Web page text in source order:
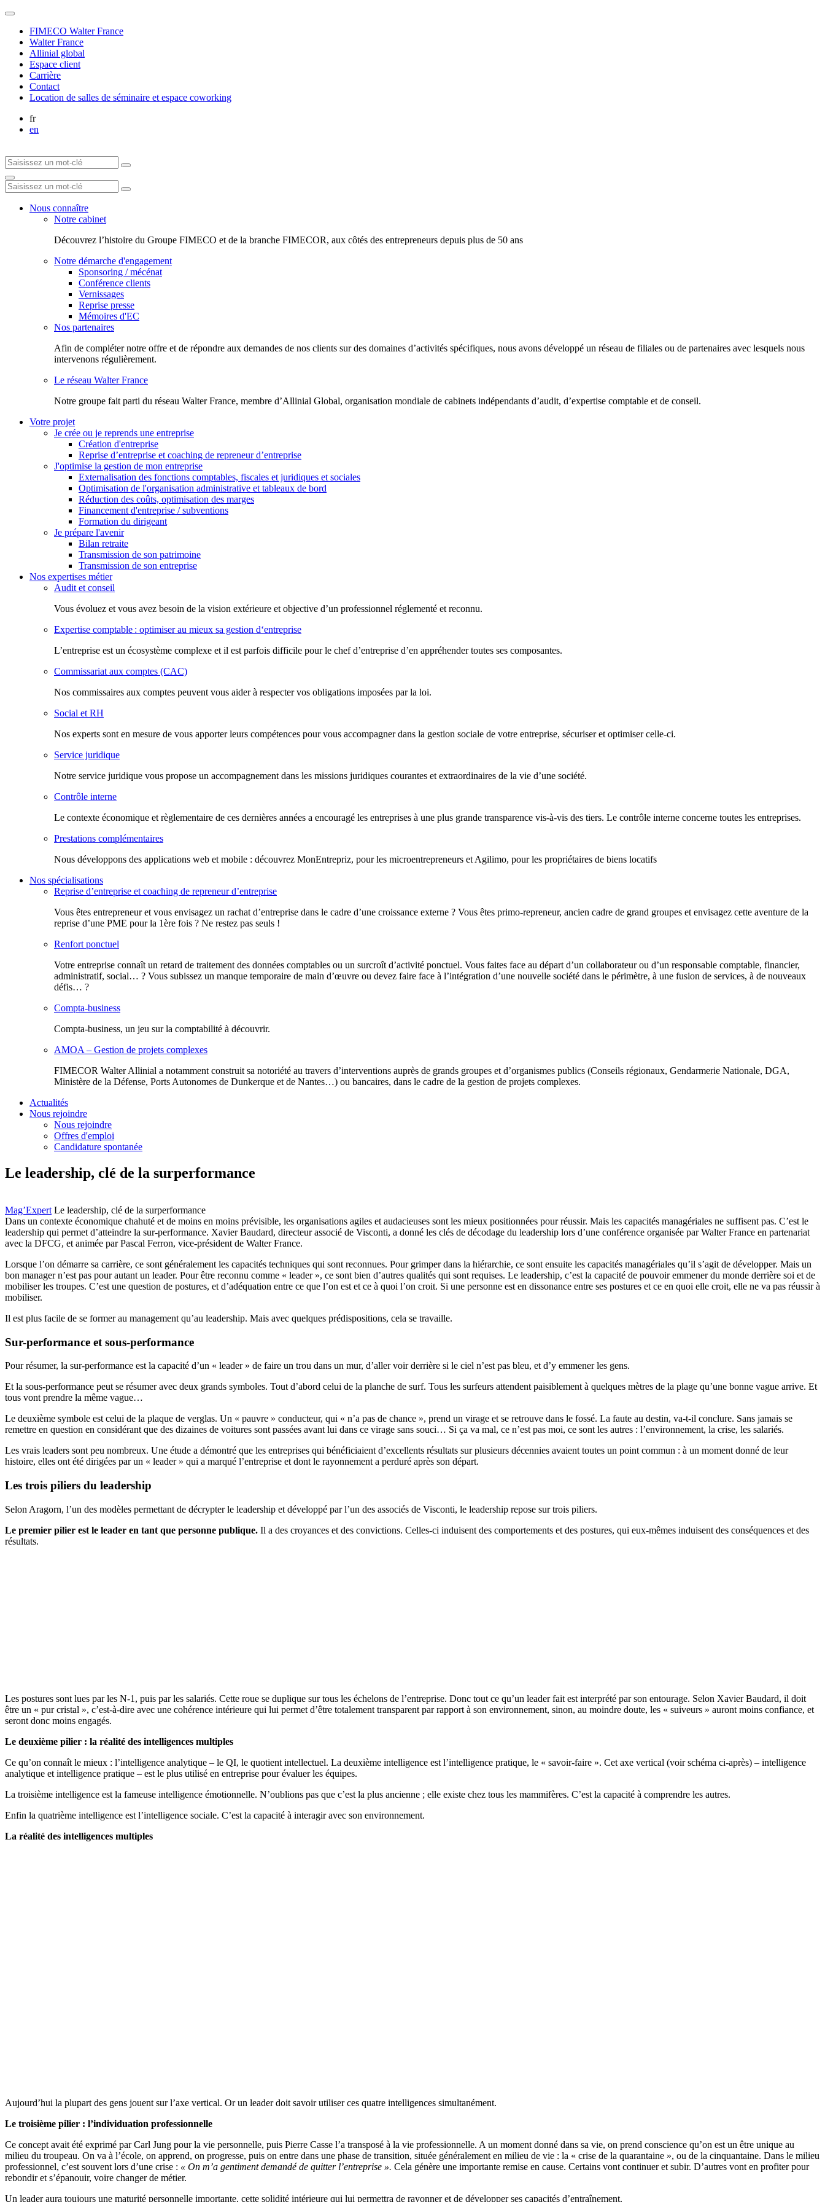
FIMECO Walter France
Walter France
Allinial global
Espace client
Carrière
Contact
Location de salles de séminaire et espace coworking
fr
en
Nous connaître
Notre cabinet
Découvrez l’histoire du Groupe FIMECO et de la branche FIMECOR, aux côtés des entrepreneurs depuis plus de 50 ans
Notre démarche d'engagement
Sponsoring / mécénat
Conférence clients
Vernissages
Reprise presse
Mémoires d'EC
Nos partenaires
Afin de compléter notre offre et de répondre aux demandes de nos clients sur des domaines d’activités spécifiques, nous avons développé un réseau de filiales ou de partenaires avec lesquels nous
intervenons régulièrement.
Le réseau Walter France
Notr​e groupe fait parti du réseau Walter France, membre d’Allinial Global, organisation mondiale de cabinets indépendants d’audit, d’expertise comptable et de conseil.
Votre projet
Je crée ou je reprends une entreprise
Création d'entreprise
Reprise d’entreprise et coaching de repreneur d’entreprise
J'optimise la gestion de mon entreprise
Externalisation des fonctions comptables, fiscales et juridiques et sociales
Optimisation de l'organisation administrative et tableaux de bord
Réduction des coûts, optimisation des marges
Financement d'entreprise / subventions
Formation du dirigeant
Je prépare l'avenir
Bilan retraite
Transmission de son patrimoine
Transmission de son entreprise
Nos expertises métier
Audit et conseil
Vous évoluez et vous avez besoin de la vision extérieure et objective d’un professionnel réglementé et reconnu.
Expertise comptable : optimiser au mieux sa gestion d‘entreprise
L’entreprise est un écosystème complexe et il est parfois difficile pour le chef d’entreprise d’en appréhender toutes ses composantes.
Commissariat aux comptes (CAC)
Nos commissaires aux comptes peuvent vous aider à respecter vos obligations imposées par la loi.
Social et RH
Nos experts sont en mesure de vous apporter leurs compétences pour vous accompagner dans la gestion sociale de votre entreprise, sécuriser et optimiser celle-ci.
Service juridique
Notre service juridique vous propose un accompagnement dans les missions juridiques courantes et extraordinaires de la vie d’une société.
Contrôle interne
Le contexte économique et règlementaire de ces dernières années a encouragé les entreprises à une plus grande transparence vis-à-vis des tiers. Le contrôle interne concerne toutes les entreprises.
Prestations complémentaires
Nous développons des applications web et mobile : découvrez MonEntrepriz, pour les microentrepreneurs et Agilimo, pour les propriétaires de biens locatifs
Nos spécialisations
Reprise d’entreprise et coaching de repreneur d’entreprise
Vous êtes entrepreneur et vous envisagez un rachat d’entreprise dans le cadre d’une croissance externe ? Vous êtes primo-repreneur, ancien cadre de grand groupes et envisagez cette aventure de la
reprise d’une PME pour la 1ère fois ? Ne restez pas seuls !
Renfort ponctuel
Votre entreprise connaît un retard de traitement des données comptables ou un surcroît d’activité ponctuel. Vous faites face au départ d’un collaborateur ou d’un responsable comptable, financier,
administratif, social… ? Vous subissez un manque temporaire de main d’œuvre ou devez faire face à l’intégration d’une nouvelle société dans le périmètre, à une fusion de services, à de nouveaux
défis… ?
Compta-business
Compta-business, un jeu sur la comptabilité à découvrir.
AMOA – Gestion de projets complexes
FIMECOR Walter Allinial a notamment construit sa notoriété au travers d’interventions auprès de grands groupes et d’organismes publics (Conseils régionaux, Gendarmerie Nationale, DGA,
Ministère de la Défense, Ports Autonomes de Dunkerque et de Nantes…) ou bancaires, dans le cadre de la gestion de projets complexes.
Actualités
Nous rejoindre
Nous rejoindre
Offres d'emploi
Candidature spontanée
Le leadership, clé de la surperformance
Mag’Expert Le leadership, clé de la surperformance
Dans un contexte économique chahuté et de moins en moins prévisible, les organisations agiles et audacieuses sont les mieux positionnées pour réussir. Mais les capacités managériales ne suffisent pas. C’est le
leadership qui permet d’atteindre la sur-performance. Xavier Baudard, directeur associé de Visconti, a donné les clés de décodage du leadership lors d’une conférence organisée par Walter France en partenariat
avec la DFCG, et animée par Pascal Ferron, vice-président de Walter France.
Lorsque l’on démarre sa carrière, ce sont généralement les capacités techniques qui sont reconnues. Pour grimper dans la hiérarchie, ce sont ensuite les capacités managériales qu’il s’agit de développer. Mais un
bon manager n’est pas pour autant un leader. Pour être reconnu comme « leader », ce sont bien d’autres qualités qui sont requises. Le leadership, c’est la capacité de pouvoir emmener du monde derrière soi et de
mobiliser les troupes. C’est une question de postures, et d’adéquation entre ce que l’on est et ce à quoi l’on croit. Si une personne est en dissonance entre ses postures et ce en quoi elle croit, elle ne va pas réussir à
mobiliser.
Il est plus facile de se former au management qu’au leadership. Mais avec quelques prédispositions, cela se travaille.
Sur-performance et sous-performance
Pour résumer, la sur-performance est la capacité d’un « leader » de faire un trou dans un mur, d’aller voir derrière si le ciel n’est pas bleu, et d’y emmener les gens.
Et la sous-performance peut se résumer avec deux grands symboles. Tout d’abord celui de la planche de surf. Tous les surfeurs attendent paisiblement à quelques mètres de la plage qu’une bonne vague arrive. Et
tous vont prendre la même vague…
Le deuxième symbole est celui de la plaque de verglas. Un « pauvre » conducteur, qui « n’a pas de chance », prend un virage et se retrouve dans le fossé. La faute au destin, va-t-il conclure. Sans jamais se
remettre en question en considérant que des dizaines de voitures sont passées avant lui dans ce virage sans souci… Si ça va mal, ce n’est pas moi, ce sont les autres : l’environnement, la crise, les salariés.
Les vrais leaders sont peu nombreux. Une étude a démontré que les entreprises qui bénéficiaient d’excellents résultats sur plusieurs décennies avaient toutes un point commun : à un moment donné de leur
histoire, elles ont été dirigées par un « leader » qui a marqué l’entreprise et dont le rayonnement a perduré après son départ.
Les trois piliers du leadership
Selon Aragorn, l’un des modèles permettant de décrypter le leadership et développé par l’un des associés de Visconti, le leadership repose sur trois piliers.
Le premier pilier est le leader en tant que personne publique. Il a des croyances et des convictions. Celles-ci induisent des comportements et des postures, qui eux-mêmes induisent des conséquences et des
résultats.
Les postures sont lues par les N-1, puis par les salariés. Cette roue se duplique sur tous les échelons de l’entreprise. Donc tout ce qu’un leader fait est interprété par son entourage. Selon Xavier Baudard, il doit
être un « pur cristal », c’est-à-dire avec une cohérence intérieure qui lui permet d’être totalement transparent par rapport à son environnement, sinon, au moindre doute, les « suiveurs » auront moins confiance, et
seront donc moins engagés.
Le deuxième pilier : la réalité des intelligences multiples
Ce qu’on connaît le mieux : l’intelligence analytique – le QI, le quotient intellectuel. La deuxième intelligence est l’intelligence pratique, le « savoir-faire ». Cet axe vertical (voir schéma ci-après) – intelligence
analytique et intelligence pratique – est le plus utilisé en entreprise pour évaluer les équipes.
La troisième intelligence est la fameuse intelligence émotionnelle. N’oublions pas que c’est la plus ancienne ; elle existe chez tous les mammifères. C’est la capacité à comprendre les autres.
Enfin la quatrième intelligence est l’intelligence sociale. C’est la capacité à interagir avec son environnement.
La réalité des intelligences multiples
Aujourd’hui la plupart des gens jouent sur l’axe vertical. Or un leader doit savoir utiliser ces quatre intelligences simultanément.
Le troisième pilier : l’individuation professionnelle
Ce concept avait été exprimé par Carl Jung pour la vie personnelle, puis Pierre Casse l’a transposé à la vie professionnelle. A un moment donné dans sa vie, on prend conscience qu’on est un être unique au
milieu du troupeau. On va à l’école, on apprend, on progresse, puis on entre dans une phase de transition, située généralement en milieu de vie : la « crise de la quarantaine », ou de la cinquantaine. Dans le milieu
professionnel, c’est souvent lors d’une crise : « On m’a gentiment demandé de quitter l’entreprise ». Cela génère une importante remise en cause. Certains vont continuer et subir. D’autres vont en profiter pour
rebondir et s’épanouir, voire changer de métier.
Un leader aura toujours une maturité personnelle importante, cette solidité intérieure qui lui permettra de rayonner et de développer ses capacités d’entraînement.